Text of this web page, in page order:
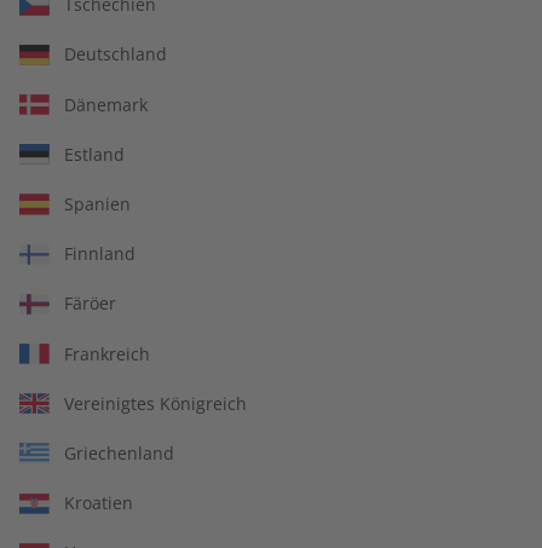
Jahrgang 2025
€ 99,90
Deutschland
Dänemark
Estland
Spanien
Finnland
Färöer
Frankreich
Vereinigtes Königreich
Griechenland
Kroatien